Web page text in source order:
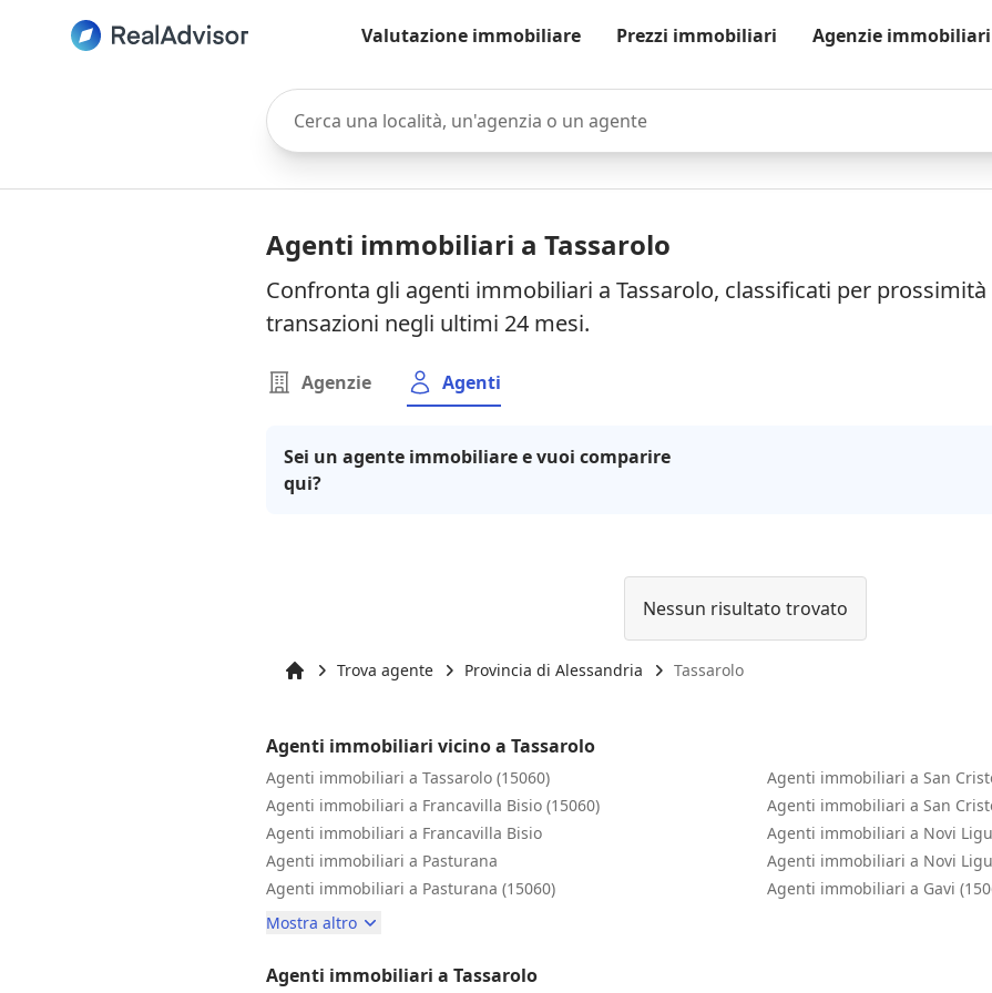
Valutazione immobiliare Prezzi immobiliari Agenzie immobiliari
Cerca una località, un'agenzia o un agente
Agenti immobiliari a Tassarolo
Confronta gli agenti immobiliari a Tassarolo, classificati per
transazioni negli ultimi 24 mesi.
Agenzie Agenti
Sei un agente immobiliare e vuoi comparire
qui?
Nessun risultato trovato
Trova agente Provincia di Alessandria Tassarolo
Agenti immobiliari vicino a Tassarolo
Agenti immobiliari a Tassarolo (15060)
Agenti immobiliari a Francavilla Bisio (15060)
Agenti immobiliari a Francavilla Bisio
Agenti immobiliari a Pasturana
Agenti immobiliari a Pasturana (15060)
Agenti immobiliari a San
Agenti immobiliari a San
Agenti immobiliari a Novi
Agenti immobiliari a Novi
Agenti immobiliari a Gavi
Mostra altro
Agenti immobiliari a Tassarolo